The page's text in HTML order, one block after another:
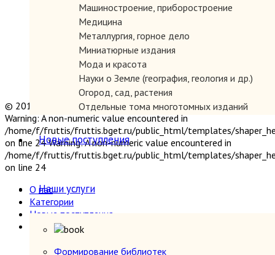
Машиностроение, приборостроение
Медицина
Металлургия, горное дело
Миниатюрные издания
Мода и красота
Науки о Земле (география, геология и др.)
Огород, сад, растения
Отдельные тома многотомных изданий
Открытки
Охота и рыбалка
Педагогика
Политология, геополитика, дипломатия
Промышленность, производство
Религия
Сатира и юмор
Новые поступления
Наши услуги
Формирование библиотек
© 2019 "Параграф" Покупка и продажа антикварных книг
Warning: A non-numeric value encountered in
/home/f/fruttis/fruttis.bget.ru/public_html/templates/
on line 24 Warning: A non-numeric value encountered in
/home/f/fruttis/fruttis.bget.ru/public_html/templates/
on line 24
О нас
Категории
Новые поступления
Наши услуги
Прием книг